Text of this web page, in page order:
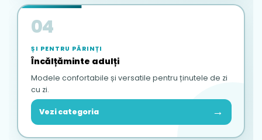
04
ȘI PENTRU PĂRINȚI
Încălțăminte adulți
Modele confortabile și versatile pentru ținutele de zi
cu zi.
Vezi categoria →